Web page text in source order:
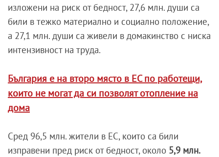
изложени на риск от бедност, 27,6 млн. души са
били в тежко материално и социално положение,
а 27,1 млн. души са живели в домакинство с ниска
интензивност на труда.
България е на второ място в ЕС по работещи,
които не могат да си позволят отопление на
дома
Сред 96,5 млн. жители в ЕС, които са били
изправени пред риск от бедност, около 5,9 млн.